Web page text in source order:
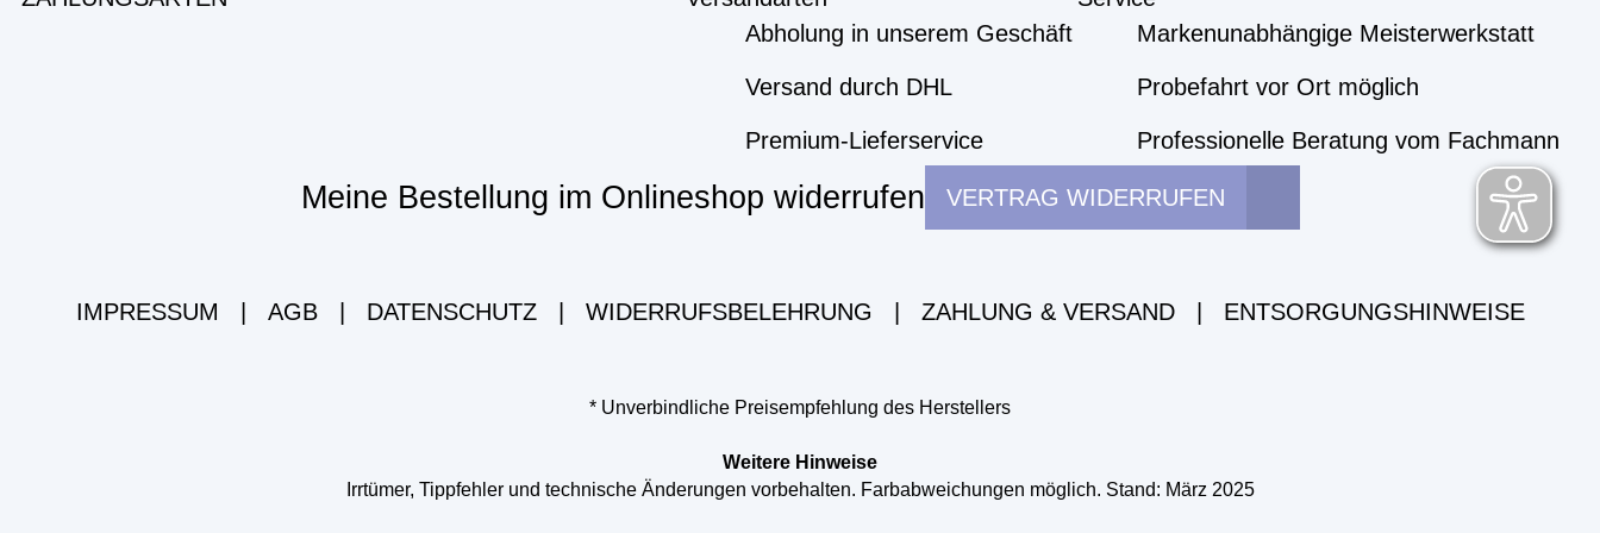
Abholung in unserem Geschäft
Versand durch DHL
Premium-Lieferservice
Markenunabhängige Meisterwerkstatt
Probefahrt vor Ort möglich
Professionelle Beratung vom Fachmann
Meine Bestellung im Onlineshop widerrufen VERTRAG WIDERRUFEN
IMPRESSUM AGB DATENSCHUTZ WIDERRUFSBELEHRUNG ZAHLUNG & VERSAND ENTSORGUNGSHINWEISE
* Unverbindliche Preisempfehlung des Herstellers
Weitere Hinweise
Irrtümer, Tippfehler und technische Änderungen vorbehalten. Farbabweichungen möglich. Stand: März 2025